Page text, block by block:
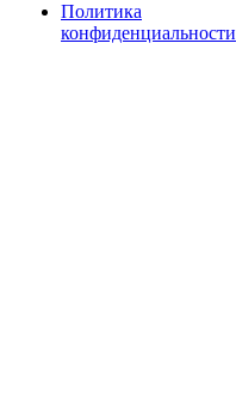
Политика
конфиденциальности